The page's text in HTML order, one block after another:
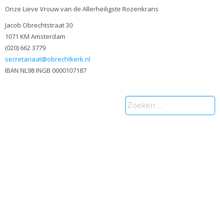
Onze Lieve Vrouw van de Allerheiligste Rozenkrans
Jacob Obrechtstraat 30
1071 KM Amsterdam
(020) 662 3779
secretariaat@obrechtkerk.nl
IBAN NL98 INGB 0000107187
Zoeken
naar: